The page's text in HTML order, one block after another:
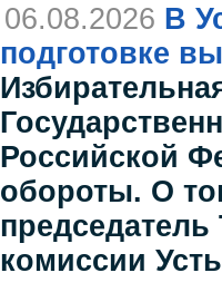
06.08.2026 В
подготовке
Российской
обороты. О
комиссии